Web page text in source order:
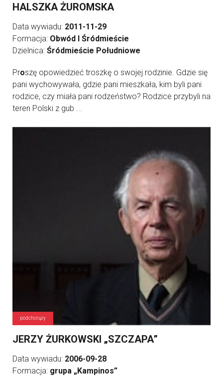
HALSZKA ŻUROMSKA
Data wywiadu: 2011-11-29
Formacja: Obwód I Śródmieście
Dzielnica: Śródmieście Południowe
Proszę opowiedzieć troszkę o swojej rodzinie. Gdzie się
pani wychowywała, gdzie pani mieszkała, kim byli pani
rodzice, czy miała pani rodzeństwo? Rodzice przybyli na
teren Polski z gub ...
podchorąży
JERZY ŻURKOWSKI „SZCZAPA”
Data wywiadu: 2006-09-28
Formacja: grupa „Kampinos”